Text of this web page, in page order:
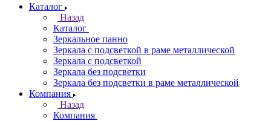
Каталог
Назад
Каталог
Зеркальное панно
Зеркала с подсветкой в раме металлической
Зеркала с подсветкой
Зеркала без подсветки
Зеркала без подсветки в раме металлической
Компания
Назад
Компания